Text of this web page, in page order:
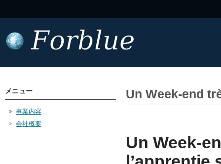
Un Week-end
Un Week-
メニュー
事業内容
会社概要